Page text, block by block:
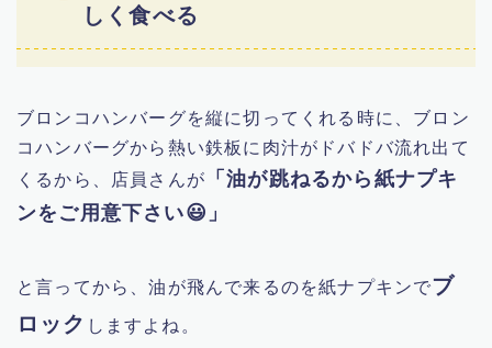
しく食べる
ブロンコハンバーグを縦に切ってくれる時に、ブロン
コハンバーグから熱い鉄板に肉汁がドバドバ流れ出て
くるから、店員さんが
「油が跳ねるから紙ナプキ
ンをご用意下さい😃」
と言ってから、油が飛んで来るのを紙ナプキンでブ
ロック しますよね。